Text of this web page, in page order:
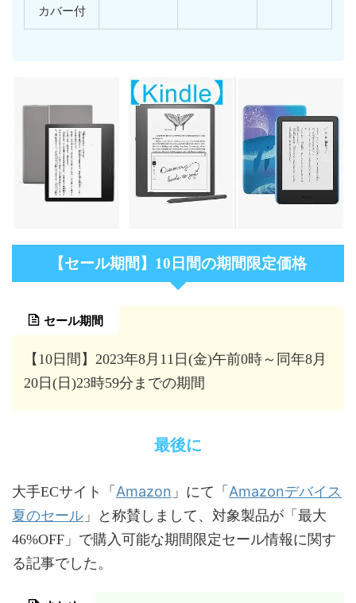
カバー付
【セール期間】10日間の期間限定価格
セール期間
【10日間】2023年8月11日(金)午前0時～同年8月
20日(日)23時59分までの期間
最後に
大手ECサイト「 Amazon 」にて「 Amazonデバイス
夏のセール 」と称賛しまして、対象製品が「最大
46%OFF」で購入可能な期間限定セール情報に関す
る記事でした。